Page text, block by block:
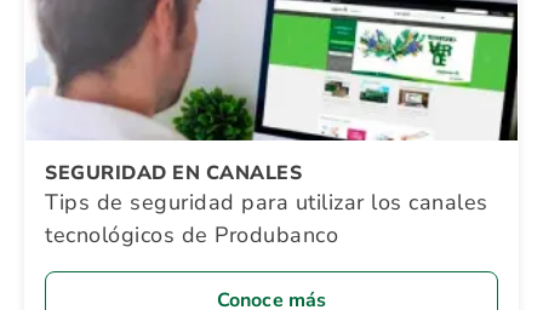
SEGURIDAD EN CANALES
Tips de seguridad para utilizar los canales
tecnológicos de Produbanco
Conoce más